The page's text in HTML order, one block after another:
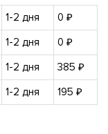
1-2 дня
0 ₽
1-2 дня
0 ₽
1-2 дня
385 ₽
1-2 дня 195 ₽